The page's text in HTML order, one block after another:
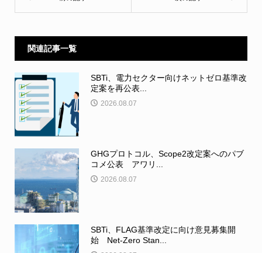
関連記事一覧
SBTi、電力セクター向けネットゼロ基準改
定案を再公表...
2026.08.07
GHGプロトコル、Scope2改定案へのパブ
コメ公表 アワリ...
2026.08.07
SBTi、FLAG基準改定に向け意見募集開
始 Net-Zero Stan...